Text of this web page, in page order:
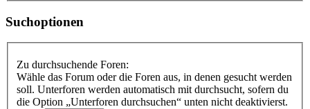
Suchoptionen
Zu durchsuchende Foren:
Wähle das Forum oder die Foren aus, in denen gesucht werden
soll. Unterforen werden automatisch mit durchsucht, sofern du
die Option „Unterforen durchsuchen“ unten nicht deaktivierst.